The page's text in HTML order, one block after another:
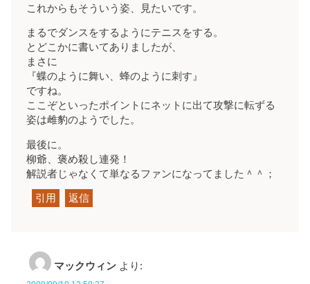
これからもそういう姿、見たいです。
まるでダンスをするようにテニスをする。
とどこかに書いてありましたが、
まさに
『蝶のように舞い、蜂のように刺す』
ですね。
ここぞといったポイントにネットに出て攻撃に転ずる
姿は雌豹のようでした。
最後に。
柳爺、褒め殺し連発！
解説者じゃなくて単なるファンになってました＾＾；
引用 返信
マックウィン より: